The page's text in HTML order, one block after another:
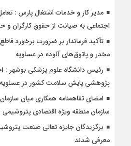
مدیر کار و خدمات اشتغال پارس :
اجتماعی به صیانت از حقوق کارگران
تأکید فرماندار بر ضرورت برخورد
مخدر و پاتوق‌های آلوده در عسلویه
رئیس دانشگاه علوم پزشکی بوشهر :
پژوهشی پایش سلامت کشور در عسلویه
امضای تفاهمنامه همکاری میان
سازمان منطقه ویژه اقتصادی پتروشیمی
برگزیدگان جایزه تعالی صنعت
معرفی شدند